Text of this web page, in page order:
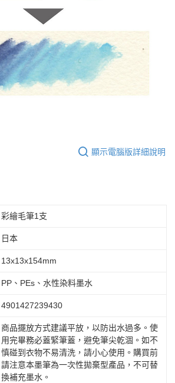
顯示電腦版詳細說明
彩繪毛筆1支
日本
13x13x154mm
PP、PEs、水性染料墨水
4901427239430
商品擺放方式建議平放，以防出水過多。使
用完畢務必蓋緊筆蓋，避免筆尖乾涸。如不
慎碰到衣物不易清洗，請小心使用。購買前
請注意本墨筆為一次性拋棄型產品，不可替
換補充墨水。